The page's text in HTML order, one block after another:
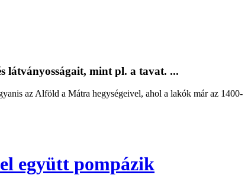
látványosságait, mint pl. a tavat. ...
az Alföld a Mátra hegységeivel, ahol a lakók már az 1400-
együtt pompázik